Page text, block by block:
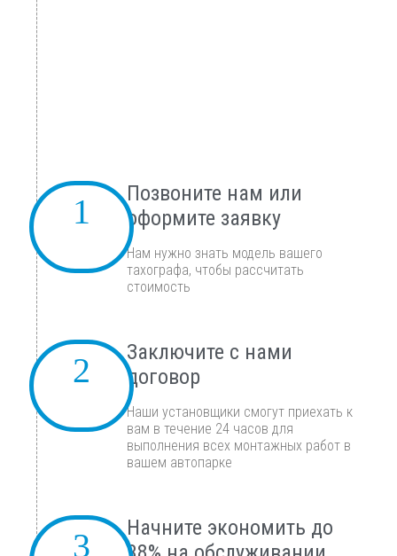
Позвоните нам или
оформите заявку
Нам нужно знать модель вашего
тахографа, чтобы рассчитать
стоимость
Заключите с нами
договор
Наши установщики смогут приехать к
вам в течение 24 часов для
выполнения всех монтажных работ в
вашем автопарке
Начните экономить до